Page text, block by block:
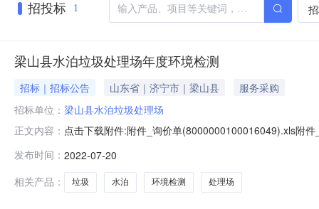
招投标 1
梁山县水泊垃圾处理场年度环境检测
招标｜招标公告 山东省｜济宁市｜梁山县
服务采购
招标单位： 梁山县水泊垃圾处理场
正文内容： 点击下载附件:附件_询价单(8000000100016049).xls附
XJ2207200013报价截止时间：2022-07-2215:15:53询
发布时间： 2022-07-20
相关产品：
垃圾 水泊 环境检测 处理场